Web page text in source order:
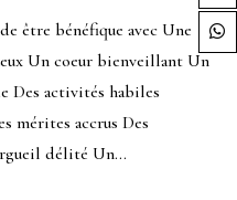
être bénéfique avec Une
Un coeur bienveillant Un
Des activités habiles
mérites accrus Des
délité Un…